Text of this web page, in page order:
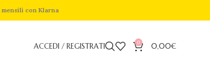
mensili con Klarna
ACCEDI / REGISTRATI 0 0,00€